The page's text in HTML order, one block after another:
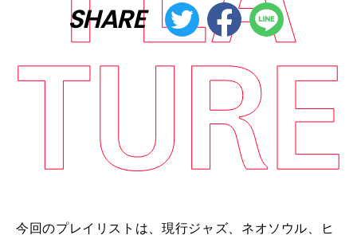
SHARE
今回のプレイリストは、現行ジャズ、ネオソウル、ヒ